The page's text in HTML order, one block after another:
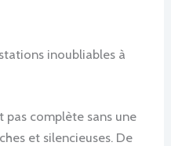
inoubliables à
pas complète sans une
et silencieuses. De